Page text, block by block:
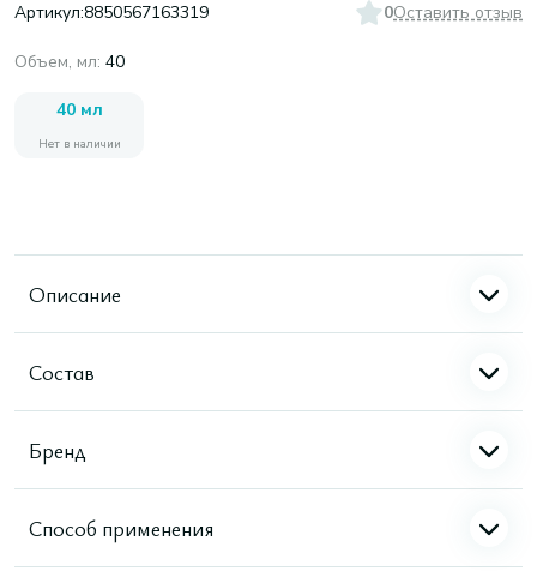
Артикул:8850567163319 0Оставить отзыв
Объем, мл: 40
40 мл
Нет в наличии
Описание
Состав
Бренд
Способ применения